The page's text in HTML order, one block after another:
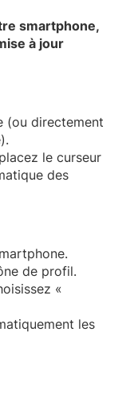
smartphone,
à jour
(ou directement
le curseur
des
de profil.
«
les